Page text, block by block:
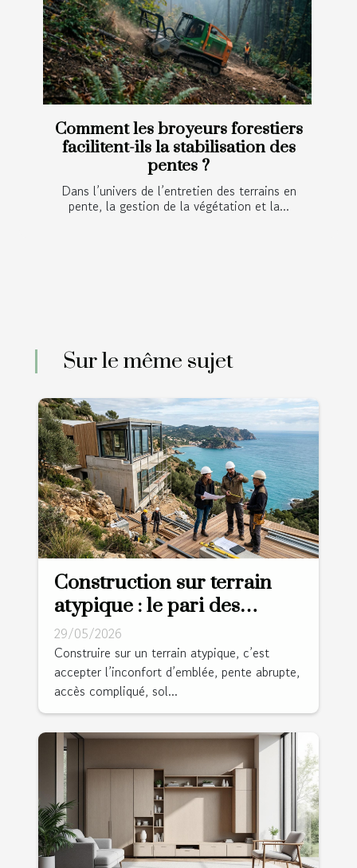
Comment les broyeurs forestiers
facilitent-ils la stabilisation des
pentes ?
Dans l’univers de l’entretien des terrains en
pente, la gestion de la végétation et la...
Sur le même sujet
Construction sur terrain
atypique : le pari des
architectes audacieux
29/05/2026
Construire sur un terrain atypique, c’est
accepter l’inconfort d’emblée, pente abrupte,
accès compliqué, sol...